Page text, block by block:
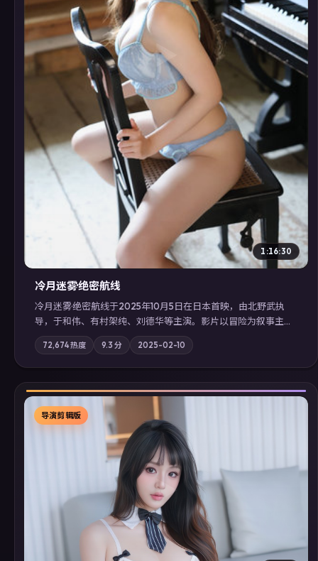
▶
1:16:30
冷月迷雾·绝密航线
冷月迷雾·绝密航线于2025年10月5日在日本首映，由北野武执
导，于和伟、有村架纯、刘德华等主演。影片以冒险为叙事主
轴，记忆碎片重组后，主角发现自己从未活过“真实”的一天；摄
影与配乐强化地域气质；站内亦可通过「国产免费观看高清电视
剧在线看」延展检索同类型高分佳作，畅享高清在线追剧体验。
72,674热度 9.3 分 2025-02-10
▶
导演剪辑版